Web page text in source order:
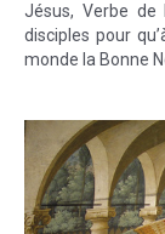
Jésus, Verbe de
disciples pour
monde la Bonne